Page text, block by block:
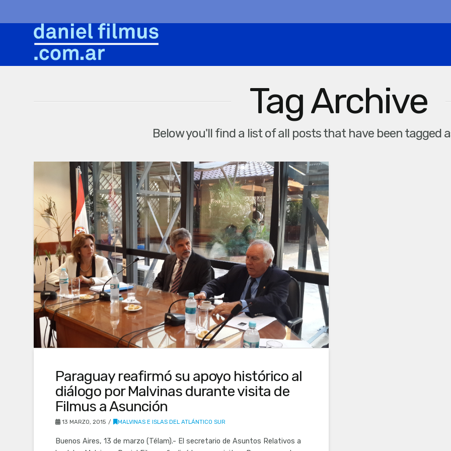
Tag Archive
Below you'll find a list of all posts that have been tagged
Paraguay reafirmó su apoyo histórico al
diálogo por Malvinas durante visita de
Filmus a Asunción
13 MARZO, 2015 MALVINAS E ISLAS DEL ATLÁNTICO SUR
Buenos Aires, 13 de marzo (Télam).- El secretario de Asuntos Relativos a